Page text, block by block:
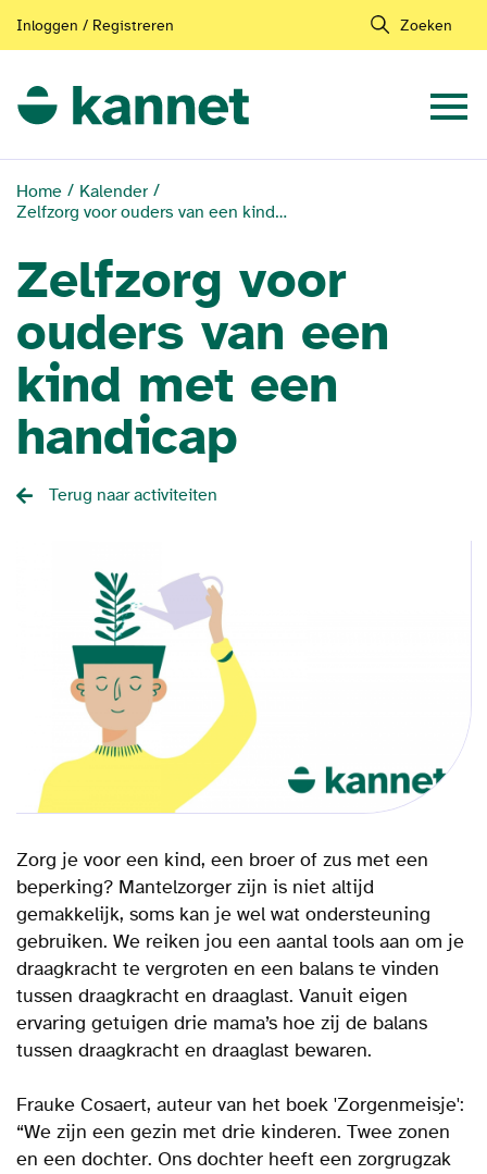
Inloggen / Registreren Zoeken
Home
Kalender
Zelfzorg voor ouders van een kind met een handicap
Zelfzorg voor
ouders van een
kind met een
handicap
Terug naar activiteiten
Zorg je voor een kind, een broer of zus met een
beperking? Mantelzorger zijn is niet altijd
gemakkelijk, soms kan je wel wat ondersteuning
gebruiken. We reiken jou een aantal tools aan om je
draagkracht te vergroten en een balans te vinden
tussen draagkracht en draaglast. Vanuit eigen
ervaring getuigen drie mama’s hoe zij de balans
tussen draagkracht en draaglast bewaren.
Frauke Cosaert, auteur van het boek 'Zorgenmeisje':
“We zijn een gezin met drie kinderen. Twee zonen
en een dochter. Ons dochter heeft een zorgrugzak